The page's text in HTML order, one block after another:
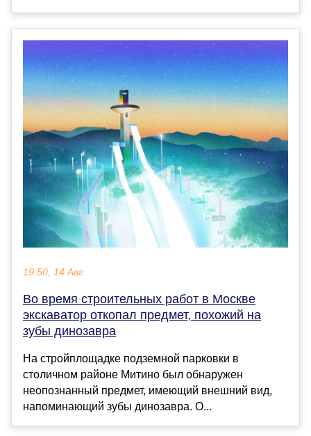
19:50, 14 Авг
Во время строительных работ в Москве
экскаватор откопал предмет, похожий на
зубы динозавра
На стройплощадке подземной парковки в
столичном районе Митино был обнаружен
неопознанный предмет, имеющий внешний вид,
напоминающий зубы динозавра. О...